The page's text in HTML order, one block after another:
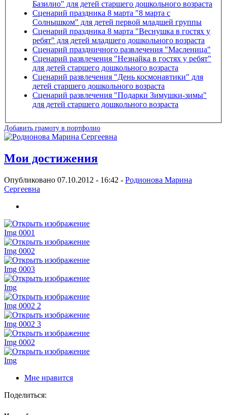
Базилио" для детей старшего дошкольного возраста
Сценарий праздника 8 марта "8 марта с
Солнышком" для детей первой младшей группы
Сценарий праздника 8 марта "Веснушка в гостях у
ребят" для детей младшего дошкольного возраста
Сценарий праздничного развлечения "Масленица"
Сценарий развлечения "Незнайка в гостях у ребят"
для детей старшего дошкольного возраста
Сценарий развлечения "День космонавтики" для
детей старшего дошкольного возраста
Сценарий развлечения "Подарки Зимушки-зимы"
для детей старшего дошкольного возраста
Добавить грамоту в портфолио
Мои достижения
Опубликовано 07.10.2012 - 16:42 - Родионова Марина
Сергеевна
Img 0001
Img 0002
Img 0003
Img
Img 0002 2
Img 0002 3
Img 0002
Img
Мне нравится
Поделиться: